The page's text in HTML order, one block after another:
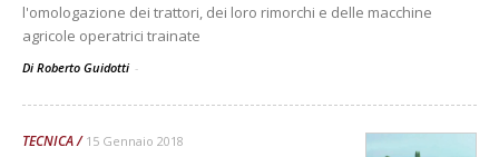
l'omologazione dei trattori, dei loro rimorchi e delle macchine
agricole operatrici trainate
Di Roberto Guidotti -
TECNICA 15 Gennaio 2018